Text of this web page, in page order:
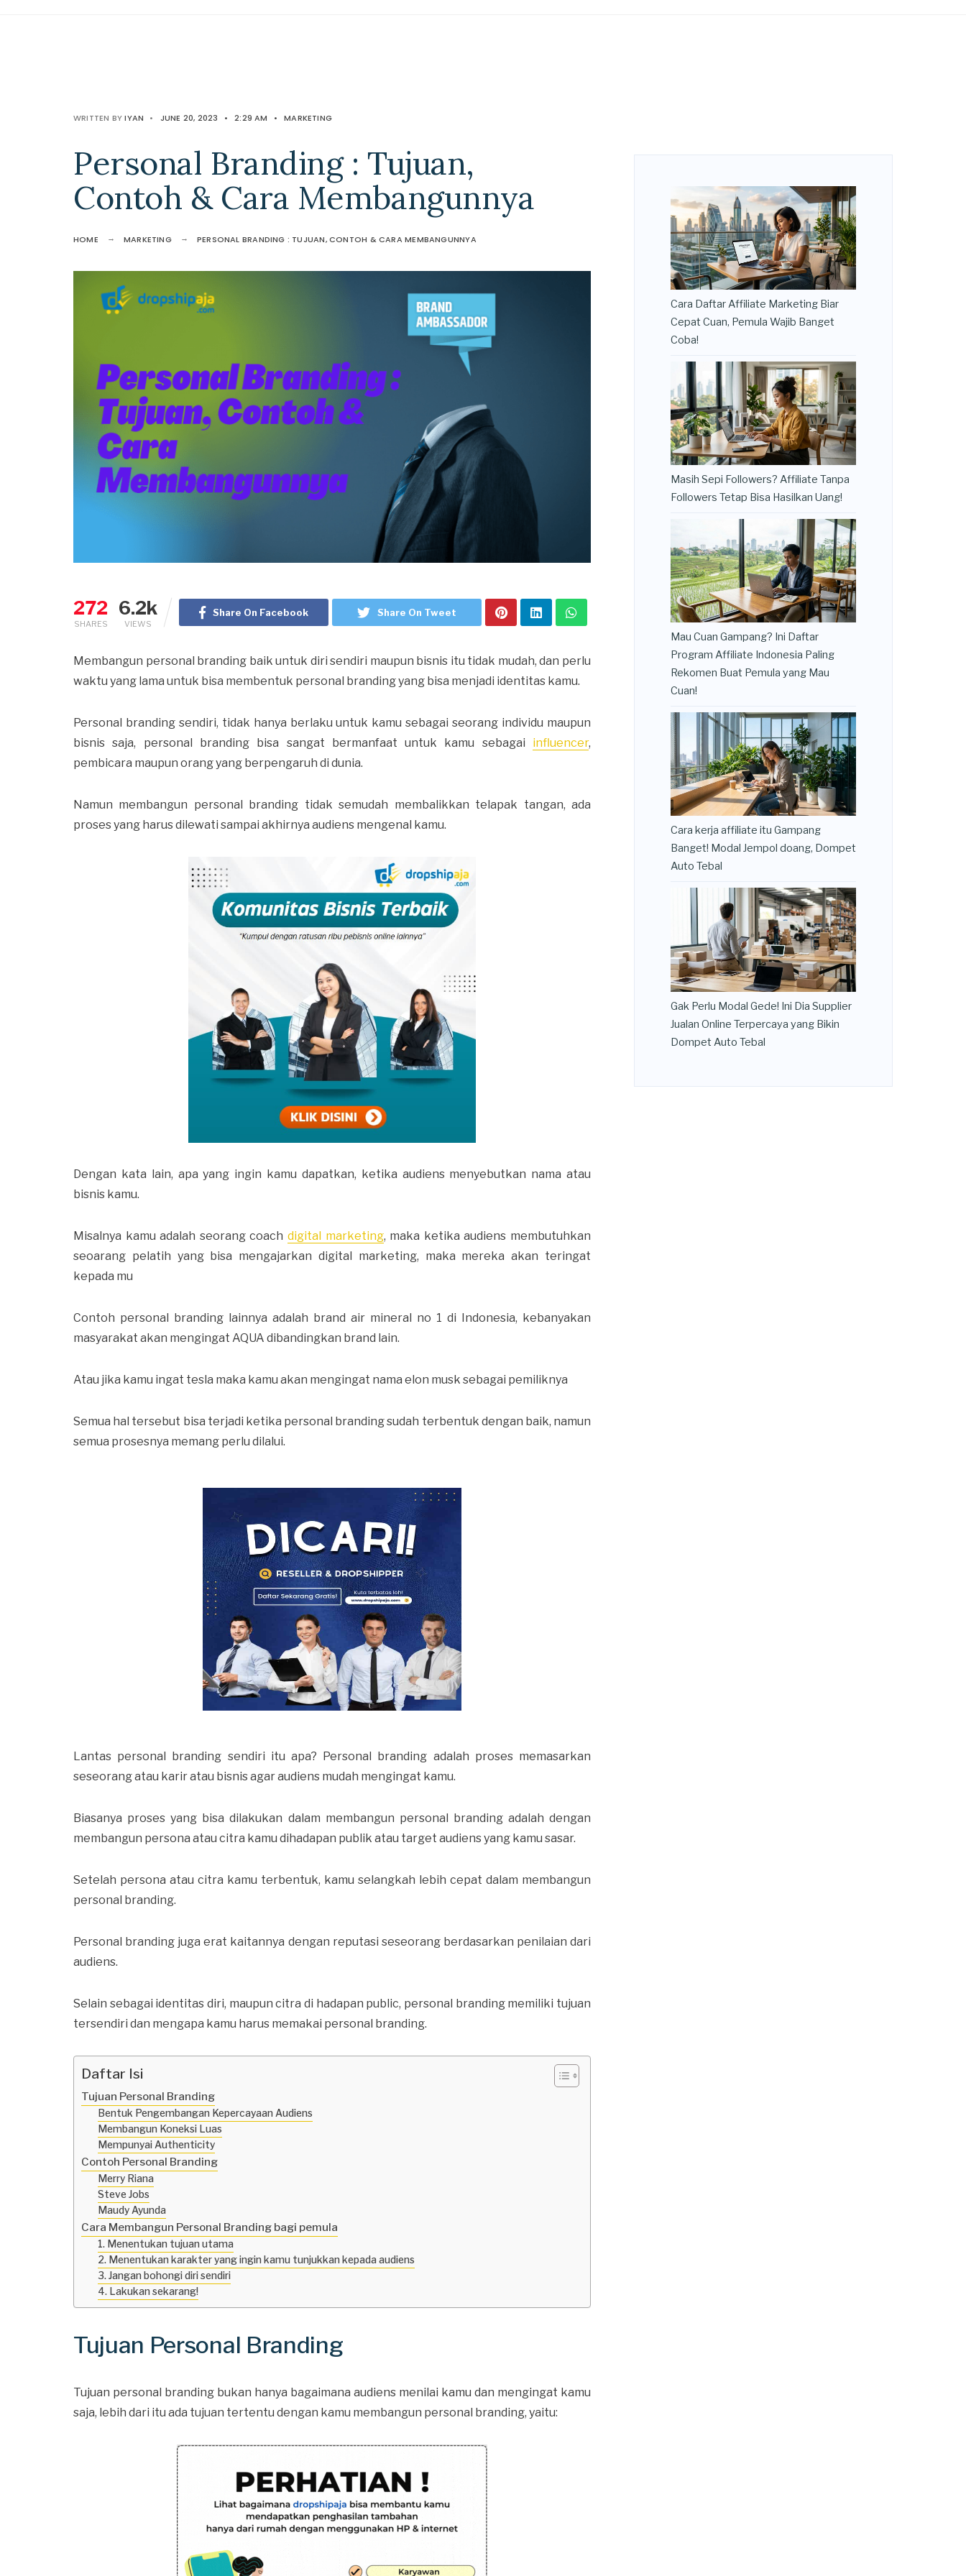
WRITTEN BYIYAN • JUNE 20, 2023 • 2:29 AM • MARKETING
Personal Branding : Tujuan,
Contoh & Cara Membangunnya
HOME MARKETING PERSONAL BRANDING : TUJUAN, CONTOH & CARA MEMBANGUNNYA
272
SHARES
6.2k
VIEWS
Share On Facebook Share On Tweet
Membangun personal branding baik untuk diri sendiri maupun bisnis itu tidak mudah, dan perlu
waktu yang lama untuk bisa membentuk personal branding yang bisa menjadi identitas kamu.
Personal branding sendiri, tidak hanya berlaku untuk kamu sebagai seorang individu maupun
bisnis saja, personal branding bisa sangat bermanfaat untuk kamu sebagai influencer,
pembicara maupun orang yang berpengaruh di dunia.
Namun membangun personal branding tidak semudah membalikkan telapak tangan, ada
proses yang harus dilewati sampai akhirnya audiens mengenal kamu.
Dengan kata lain, apa yang ingin kamu dapatkan, ketika audiens menyebutkan nama atau
bisnis kamu.
Misalnya kamu adalah seorang coach digital marketing, maka ketika audiens membutuhkan
seoarang pelatih yang bisa mengajarkan digital marketing, maka mereka akan teringat
kepada mu
Contoh personal branding lainnya adalah brand air mineral no 1 di Indonesia, kebanyakan
masyarakat akan mengingat AQUA dibandingkan brand lain.
Atau jika kamu ingat tesla maka kamu akan mengingat nama elon musk sebagai pemiliknya
Semua hal tersebut bisa terjadi ketika personal branding sudah terbentuk dengan baik, namun
semua prosesnya memang perlu dilalui.
Lantas personal branding sendiri itu apa? Personal branding adalah proses memasarkan
seseorang atau karir atau bisnis agar audiens mudah mengingat kamu.
Biasanya proses yang bisa dilakukan dalam membangun personal branding adalah dengan
membangun persona atau citra kamu dihadapan publik atau target audiens yang kamu sasar.
Setelah persona atau citra kamu terbentuk, kamu selangkah lebih cepat dalam membangun
personal branding.
Personal branding juga erat kaitannya dengan reputasi seseorang berdasarkan penilaian dari
audiens.
Selain sebagai identitas diri, maupun citra di hadapan public, personal branding memiliki tujuan
tersendiri dan mengapa kamu harus memakai personal branding.
Daftar Isi
Tujuan Personal Branding
Bentuk Pengembangan Kepercayaan Audiens
Membangun Koneksi Luas
Mempunyai Authenticity
Contoh Personal Branding
Merry Riana
Steve Jobs
Maudy Ayunda
Cara Membangun Personal Branding bagi pemula
1. Menentukan tujuan utama
2. Menentukan karakter yang ingin kamu tunjukkan kepada audiens
3. Jangan bohongi diri sendiri
4. Lakukan sekarang!
Tujuan Personal Branding
Tujuan personal branding bukan hanya bagaimana audiens menilai kamu dan mengingat kamu
saja, lebih dari itu ada tujuan tertentu dengan kamu membangun personal branding, yaitu:
Cara Daftar Affiliate Marketing Biar
Cepat Cuan, Pemula Wajib Banget
Coba!
Masih Sepi Followers? Affiliate Tanpa
Followers Tetap Bisa Hasilkan Uang!
Mau Cuan Gampang? Ini Daftar
Program Affiliate Indonesia Paling
Rekomen Buat Pemula yang Mau
Cuan!
Cara kerja affiliate itu Gampang
Banget! Modal Jempol doang, Dompet
Auto Tebal
Gak Perlu Modal Gede! Ini Dia Supplier
Jualan Online Terpercaya yang Bikin
Dompet Auto Tebal